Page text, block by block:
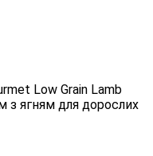
Low Grain Lamb
з ягням для дорослих